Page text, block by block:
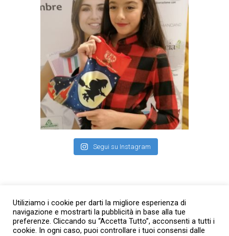
Segui su Instagram
Utiliziamo i cookie per darti la migliore esperienza di
navigazione e mostrarti la pubblicità in base alla tue
preferenze. Cliccando su “Accetta Tutto”, acconsenti a tutti i
cookie. In ogni caso, puoi controllare i tuoi consensi dalle